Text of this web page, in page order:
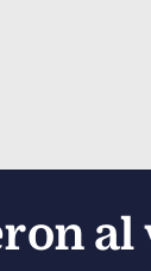
al